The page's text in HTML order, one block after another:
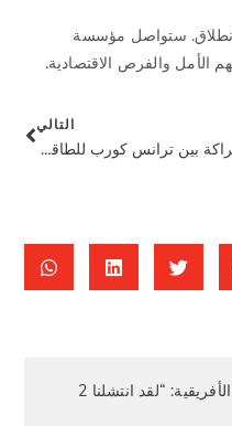
انطلاق. ستواصل مؤسسة
التالي
شراكة بين ترانس كورب للطاقة وجامعة كوفنانت وإنجي لتوليد الطاقة الشمسية
توني إيلوميلو، مخترع الرأسمالية الأفريقية: “لقد انتشلنا 2